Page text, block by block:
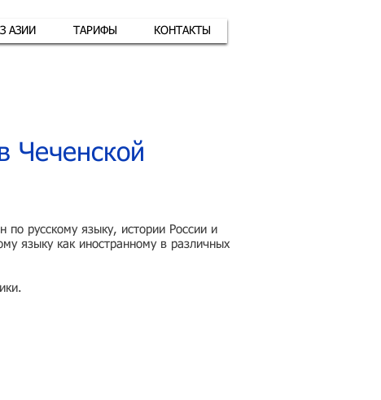
АЗИИ ТАРИФЫ КОНТАКТЫ
Чеченской
по русскому языку, истории России и
языку как иностранному в различных